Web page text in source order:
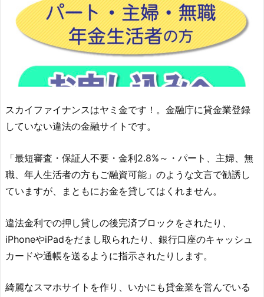
スカイファイナンスはヤミ金です！。金融庁に貸金業登録
していない違法の金融サイトです。
「最短審査・保証人不要・金利2.8%～・パート、主婦、無
職、年人生活者の方もご融資可能」のような文言 で勧誘し
ていますが、まともにお金を貸してはくれません。
違法金利での押し貸しの後完済ブロックをされたり、
iPhoneやiPadをだまし取られたり、銀行口座のキャッシュ
カードや通帳を送るように指示されたりします。
綺麗なスマホサイトを作り、いかにも貸金業を営んでいる